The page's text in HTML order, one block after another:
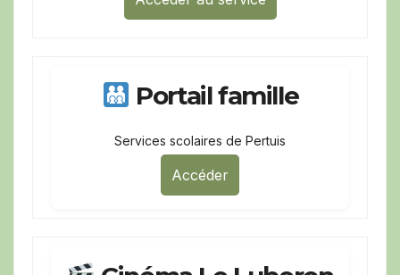
Portail famille
Services scolaires de Pertuis
Accéder